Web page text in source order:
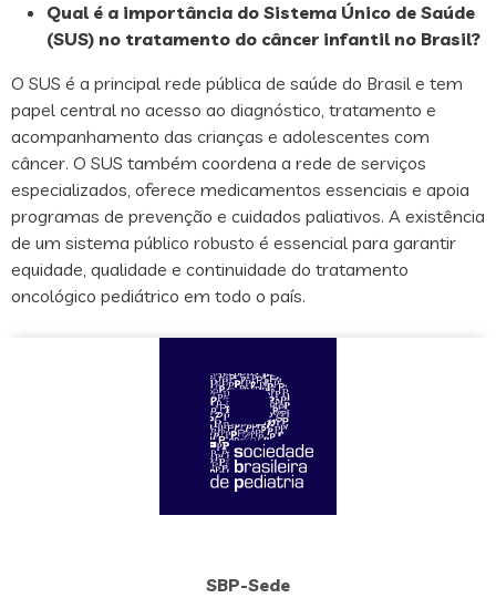
Qual é a importância do Sistema Único de Saúde
(SUS) no tratamento do câncer infantil no Brasil?
O SUS é a principal rede pública de saúde do Brasil e tem
papel central no acesso ao diagnóstico, tratamento e
acompanhamento das crianças e adolescentes com
câncer. O SUS também coordena a rede de serviços
especializados, oferece medicamentos essenciais e apoia
programas de prevenção e cuidados paliativos. A existência
de um sistema público robusto é essencial para garantir
equidade, qualidade e continuidade do tratamento
oncológico pediátrico em todo o país.
SBP-Sede